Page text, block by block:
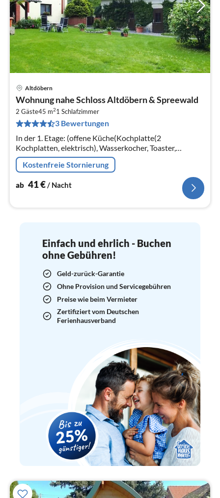
Altdöbern
Wohnung nahe Schloss Altdöbern & Spreewald
2 Gäste45 m21 Schlafzimmer
3 Bewertungen
In der 1. Etage: (offene Küche(Kochplatte(2
Kochplatten, elektrisch), Wasserkocher, Toaster,
Kaffeemaschine, Kühl-/Gefrierkombination)
Kostenfreie Stornierung
ab 41€/ Nacht
Einfach und ehrlich - Buchen
ohne Gebühren!
Geld-zurück-Garantie
Ohne Provision und Servicegebühren
Preise wie beim Vermieter
Zertifiziert vom Deutschen
Ferienhausverband